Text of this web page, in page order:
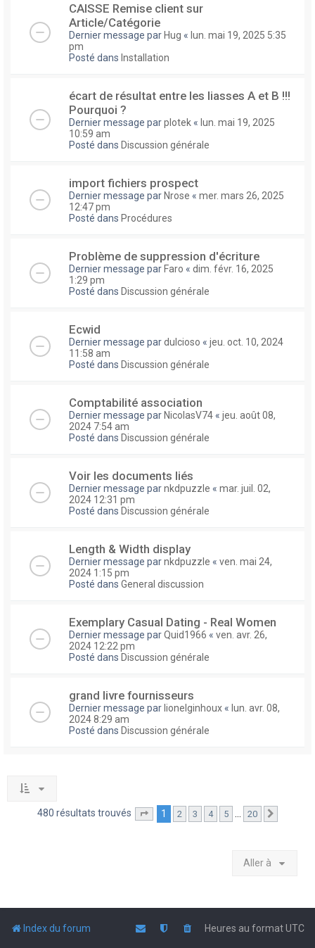
CAISSE Remise client sur
Article/Catégorie
Dernier message par Hug « lun. mai 19, 2025 5:35
pm
Posté dans Installation
écart de résultat entre les liasses A et B !!!
Pourquoi ?
Dernier message parplotek « lun. mai 19, 2025
10:59 am
Posté dans Discussion générale
import fichiers prospect
Dernier message par Nrose « mer. mars 26, 2025
12:47 pm
Posté dans Procédures
Problème de suppression d'écriture
Dernier message par Faro « dim. févr. 16, 2025
1:29 pm
Posté dans Discussion générale
Ecwid
Dernier message pardulcioso « jeu. oct. 10, 2024
11:58 am
Posté dans Discussion générale
Comptabilité association
Dernier message par NicolasV74 « jeu. août 08,
2024 7:54 am
Posté dans Discussion générale
Voir les documents liés
Dernier message parnkdpuzzle « mar. juil. 02,
2024 12:31 pm
Posté dans Discussion générale
Length & Width display
Dernier message parnkdpuzzle « ven. mai 24,
2024 1:15 pm
Posté dans General discussion
Exemplary Сasual Dating - Real Women
Dernier message parQuid1966 « ven. avr. 26,
2024 12:22 pm
Posté dans Discussion générale
grand livre fournisseurs
Dernier message par lionelginhoux « lun. avr. 08,
2024 8:29 am
Posté dans Discussion générale
480 résultats trouvés Page sur20
1 2 3 4 5 … 20
Aller à
Index du forum Heures au formatUTC